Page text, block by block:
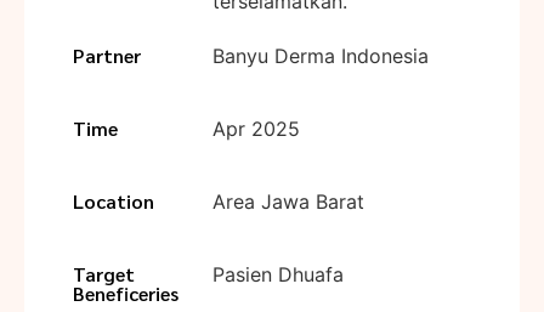
Partner Banyu Derma Indonesia
Time Apr 2025
Location Area Jawa Barat
Target
Beneficeries
Pasien Dhuafa